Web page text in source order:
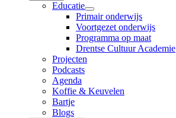
Educatie
Primair onderwijs
Voortgezet onderwijs
Programma op maat
Drentse Cultuur Academie
Projecten
Podcasts
Agenda
Koffie & Keuvelen
Bartje
Blogs